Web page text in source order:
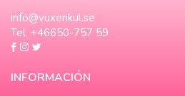
info@vuxenkul.se
Tel. +46650-757 59
INFORMACIÓN